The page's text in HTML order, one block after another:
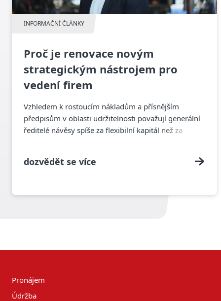
INFORMAČNÍ ČLÁNKY
Proč je renovace novým
strategickým nástrojem pro
vedení firem
Vzhledem k rostoucím nákladům a přísnějším
předpisům v oblasti udržitelnosti považují generální
ředitelé návěsy spíše za flexibilní kapitál než za
dozvědět se více
Pronájem
Údržba